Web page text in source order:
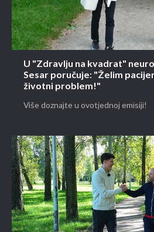
U "Zdravlju na kvadrat"
Sesar poručuje: "Želim
životni problem!"
Više doznajte u ovotjednoj emisiji!